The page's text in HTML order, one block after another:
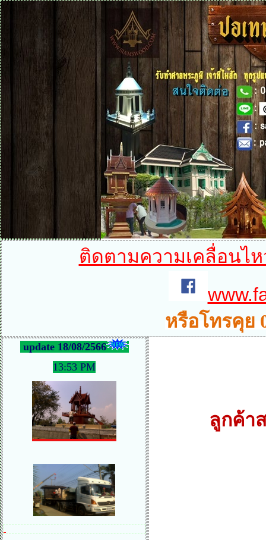
ติดตามความเคลื่อนไ
หรือโทรคุย
update 18/08/2566
13:53 PM
ลูกค้า